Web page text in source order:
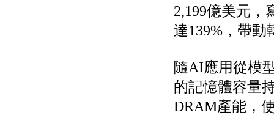
2,199億美元，
達139%，帶動
隨AI應用從模
的記憶體容量
DRAM產能，